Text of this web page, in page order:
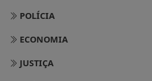
POLÍCIA
ECONOMIA
JUSTIÇA